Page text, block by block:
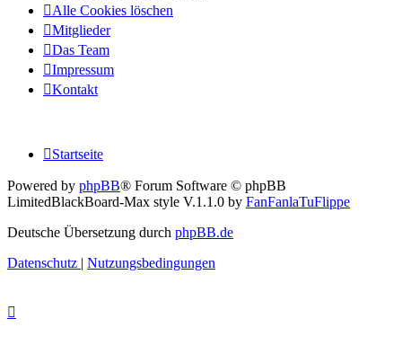
Alle Cookies löschen
Mitglieder
Das Team
Impressum
Kontakt
Startseite
Powered by phpBB® Forum Software © phpBB
LimitedBlackBoard-Max style V.1.1.0 by FanFanlaTuFlippe
Deutsche Übersetzung durch phpBB.de
Datenschutz | Nutzungsbedingungen